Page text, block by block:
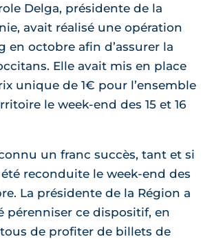
Delga, présidente de la
avait réalisé une opération
en octobre afin d’assurer la
Elle avait mis en place
unique de 1€ pour l’ensemble
le week-end des 15 et 16
un franc succès, tant et si
été reconduite le week-end des
La présidente de la Région a
pérenniser ce dispositif, en
de profiter de billets de